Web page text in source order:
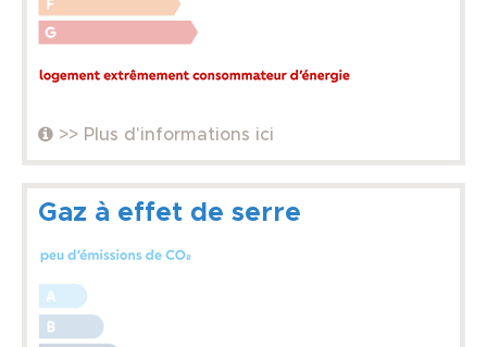
>> Plus d'informations ici
Gaz à effet de serre